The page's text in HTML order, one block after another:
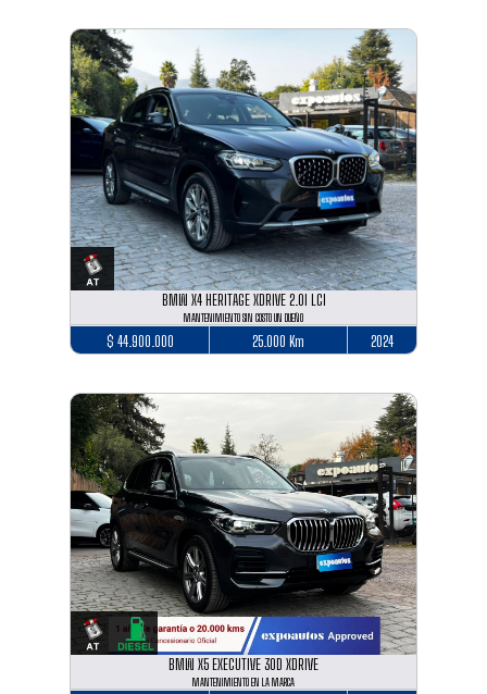
BMW X4 HERITAGE XDRIVE 2.0I LCI
MANTENIMIENTO SIN COSTO UN DUEÑO
$ 44.900.000 25.000 Km 2024
BMW X5 EXECUTIVE 30D XDRIVE
MANTENIMIENTO EN LA MARCA